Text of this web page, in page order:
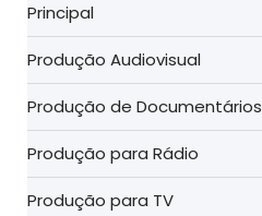
Principal
Produção Audiovisual
Produção de Documentários
Produção para Rádio
Produção para TV